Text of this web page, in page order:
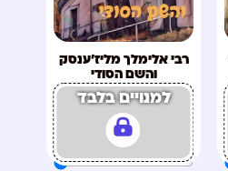
רבי אלימלך מליז'ענסק
והשם הסודי
למנויים בלבד